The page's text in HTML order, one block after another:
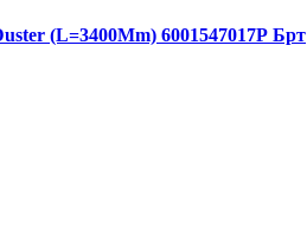
(L=3400Mm) 6001547017Р Брт